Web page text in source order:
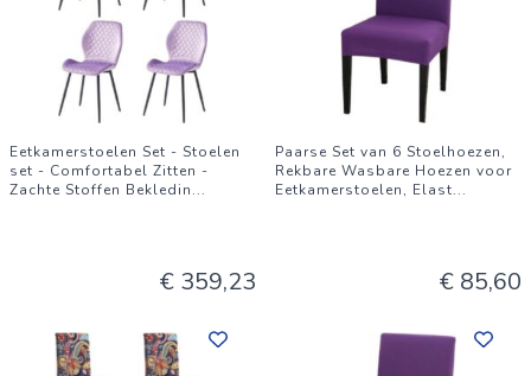
Eetkamerstoelen Set - Stoelen
set - Comfortabel Zitten -
Zachte Stoffen Bekledin...
€ 359,23
Paarse Set van 6 Stoelhoezen,
Rekbare Wasbare Hoezen voor
Eetkamerstoelen, Elast...
€ 85,60